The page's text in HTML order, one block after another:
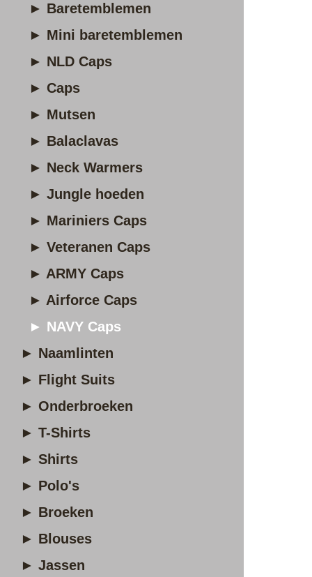
► Baretemblemen
► Mini baretemblemen
► NLD Caps
► Caps
► Mutsen
► Balaclavas
► Neck Warmers
► Jungle hoeden
► Mariniers Caps
► Veteranen Caps
► ARMY Caps
► Airforce Caps
► NAVY Caps
► Naamlinten
► Flight Suits
► Onderbroeken
► T-Shirts
► Shirts
► Polo's
► Broeken
► Blouses
► Jassen